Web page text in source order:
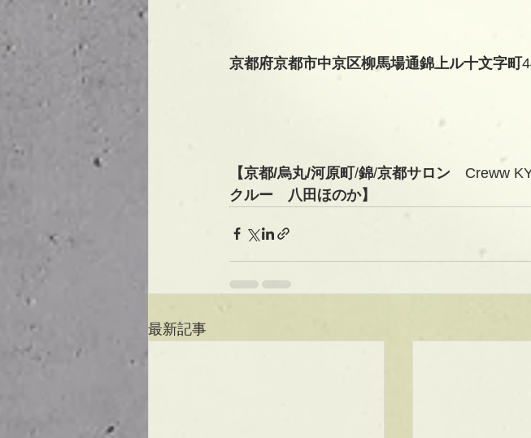
京都府京都市中京区柳馬場通錦上ル十文字町
【京都/烏丸/河原町/錦/京都サロン Creww
クルー　八田ほのか】
最新記事